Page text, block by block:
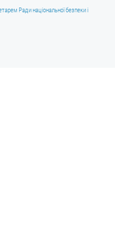
Ради національної безпеки і